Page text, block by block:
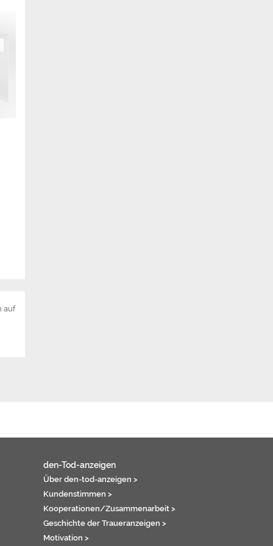
auf
den-Tod-anzeigen
Über den-tod-anzeigen >
Kundenstimmen >
Kooperationen/Zusammenarbeit >
Geschichte der Traueranzeigen >
Motivation >